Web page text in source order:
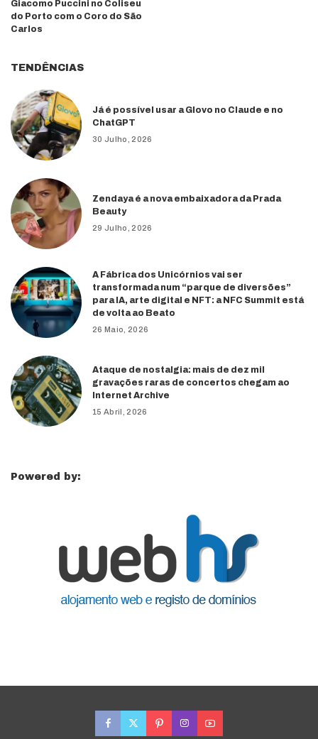
Giacomo Puccini no Coliseu
do Porto com o Coro do São
Carlos
TENDÊNCIAS
Já é possível usar a Glovo no Claude e no
ChatGPT
30 Julho, 2026
Zendaya é a nova embaixadora da Prada
Beauty
29 Julho, 2026
A Fábrica dos Unicórnios vai ser
transformada num “parque de diversões”
para IA, arte digital e NFT: a NFC Summit está
de volta ao Beato
26 Maio, 2026
Ataque de nostalgia: mais de dez mil
gravações raras de concertos chegam ao
Internet Archive
15 Abril, 2026
Powered by: